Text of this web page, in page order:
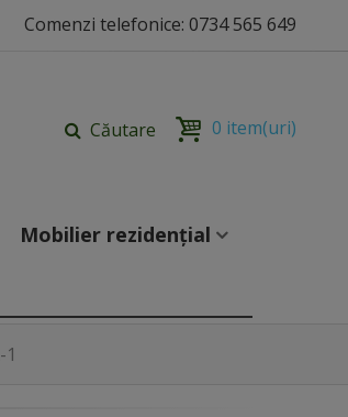
Comenzi telefonice: 0734 565 649
Căutare 0 item(uri)
Mobilier rezidențial